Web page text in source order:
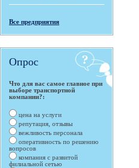
Все предприятия
Опрос
Что для вас самое главное при
выборе транспортной
компании?:
цена на услуги
репутация, отзывы
вежливость персонала
оперативность по решению
вопросов
компания с развитой
филиальной сетью